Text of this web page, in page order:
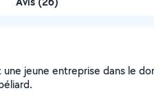
une jeune entreprise dans le